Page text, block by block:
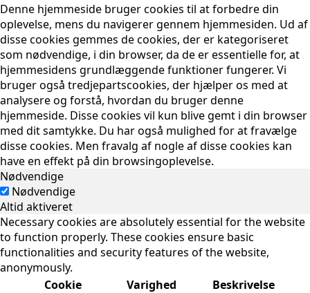
Denne hjemmeside bruger cookies til at forbedre din
oplevelse, mens du navigerer gennem hjemmesiden. Ud af
disse cookies gemmes de cookies, der er kategoriseret
som nødvendige, i din browser, da de er essentielle for, at
hjemmesidens grundlæggende funktioner fungerer. Vi
bruger også tredjepartscookies, der hjælper os med at
analysere og forstå, hvordan du bruger denne
hjemmeside. Disse cookies vil kun blive gemt i din browser
med dit samtykke. Du har også mulighed for at fravælge
disse cookies. Men fravalg af nogle af disse cookies kan
have en effekt på din browsingoplevelse.
Nødvendige
Nødvendige
Altid aktiveret
Necessary cookies are absolutely essential for the website
to function properly. These cookies ensure basic
functionalities and security features of the website,
anonymously.
Cookie
Varighed Beskrivelse